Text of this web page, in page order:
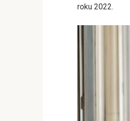
roku 2022.